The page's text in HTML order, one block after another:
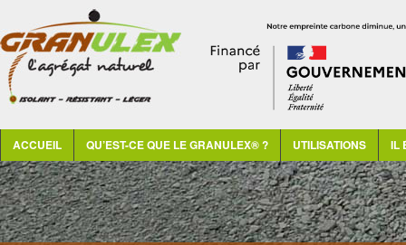
ALLER AU CONTENU PRINCIPAL
ALLER AU CONTENU SECONDAIRE
ACCUEIL QU’EST-CE QUE LE GRANULEX® ? UTILISATIONS IL